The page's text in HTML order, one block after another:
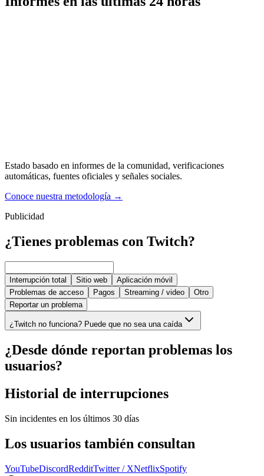
Estado basado en informes de la comunidad, verificaciones
automáticas, fuentes oficiales y señales sociales.
Conoce nuestra metodología →
Publicidad
¿Tienes problemas con Twitch?
Interrupción total Sitio web
Aplicación móvil
Problemas de acceso
Pagos Streaming / video
Otro
Reportar un problema
¿Twitch no funciona? Puede que no sea una caída
¿Desde dónde reportan problemas los
usuarios?
Historial de interrupciones
Sin incidentes en los últimos 30 días
Los usuarios también consultan
YouTubeDiscordRedditTwitter / XNetflixSpotify